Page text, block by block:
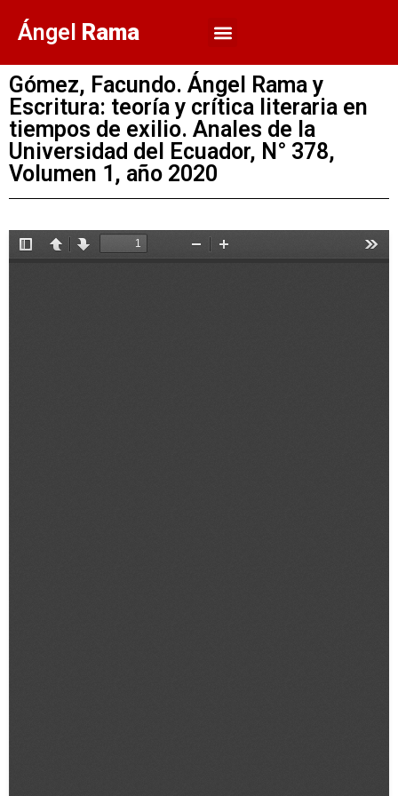
Ángel Rama
Gómez, Facundo. Ángel Rama y
Escritura: teoría y crítica literaria en
tiempos de exilio. Anales de la
Universidad del Ecuador, N° 378,
Volumen 1, año 2020